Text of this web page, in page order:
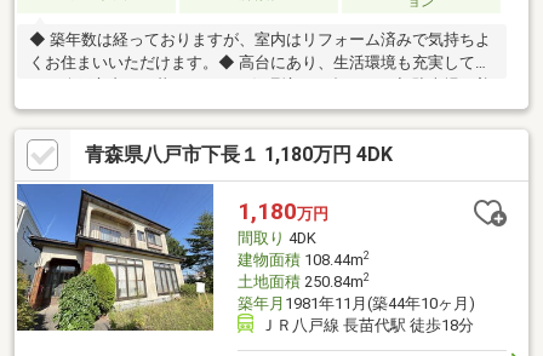
◆ 築年数は経っておりますが、室内はリフォーム済みで気持ちよ
くお住まいいただけます。◆ 高台にあり、生活環境も充実してお
通車１台＋軽自動車１台です。
青森県八戸市下長１ 1,180万円 4DK
1,180万円
間取り 4DK
建物面積108.44m2
土地面積250.84m2
築年月 1981年11月(築44年10ヶ月)
ＪＲ八戸線 長苗代駅 徒歩18分